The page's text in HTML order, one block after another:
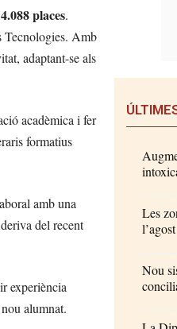
4.088 places.
Tecnologies. Amb
adaptant-se als
acadèmica i fer
formatius
amb una
del recent
experiència
alumnat.
Les
l’agost
Nou